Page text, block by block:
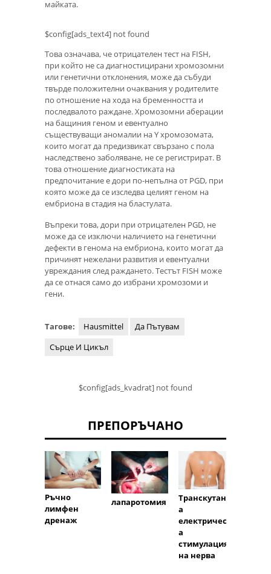
майката.
$config[ads_text4] not found
Това означава, че отрицателен тест на FISH,
при който не са диагностицирани хромозомни
или генетични отклонения, може да събуди
твърде положителни очаквания у родителите
по отношение на хода на бременността и
последвалото раждане. Хромозомни аберации
на бащиния геном и евентуално
съществуващи аномалии на Y хромозомата,
които могат да предизвикат свързано с пола
наследствено заболяване, не се регистрират. В
това отношение диагностиката на
предпочитание е дори по-непълна от PGD, при
която може да се изследва целият геном на
ембриона в стадия на бластулата.
Въпреки това, дори при отрицателен PGD, не
може да се изключи наличието на генетични
дефекти в генома на ембриона, които могат да
причинят нежелани развития и евентуални
увреждания след раждането. Тестът FISH може
да се отнася само до избрани хромозоми и
гени.
Тагове: Hausmittel
Да Пътувам
Сърце И Цикъл
$config[ads_kvadrat] not found
ПРЕПОРЪЧАНО
Ръчно
лимфен
дренаж
лапаротомия
Транскутанн
а
електрическ
а
стимулация
на нерва